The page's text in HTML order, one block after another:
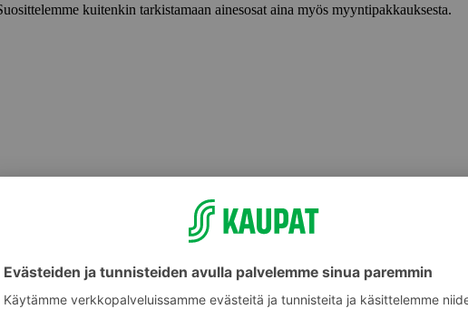
kuitenkin tarkistamaan ainesosat aina myös myyntipakkauksesta.